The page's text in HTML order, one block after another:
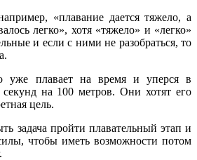
«плавание дается тяжело, а
легко», хотя «тяжело» и «легко»
и если с ними не разобраться, то
уже плавает на время и уперся в
на 100 метров. Они хотят его
цель.
задача пройти плавательный этап и
чтобы иметь возможности потом